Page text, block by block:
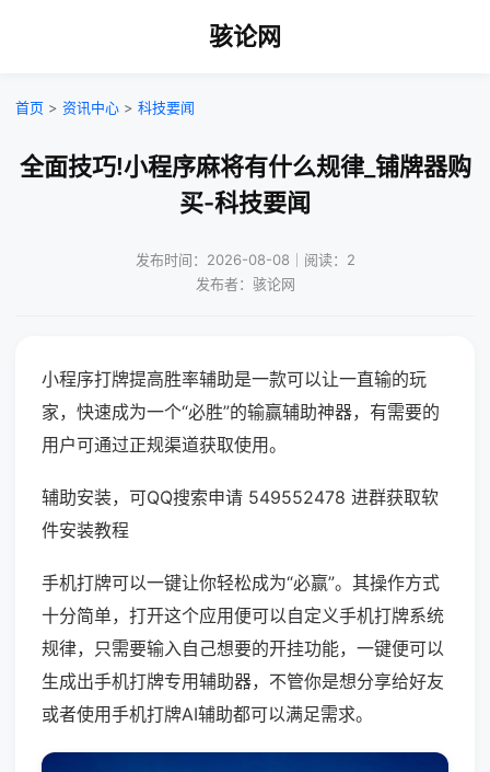
骇论网
首页 > 资讯中心 > 科技要闻
全面技巧!小程序麻将有什么规律_铺牌器购
买-科技要闻
发布时间：2026-08-08｜阅读：2
发布者：骇论网
小程序打牌提高胜率辅助是一款可以让一直输的玩
家，快速成为一个“必胜”的输赢辅助神器，有需要的
用户可通过正规渠道获取使用。
辅助安装，可QQ搜索申请 549552478 进群获取软
件安装教程
手机打牌可以一键让你轻松成为“必赢”。其操作方式
十分简单，打开这个应用便可以自定义手机打牌系统
规律，只需要输入自己想要的开挂功能，一键便可以
生成出手机打牌专用辅助器，不管你是想分享给好友
或者使用手机打牌AI辅助都可以满足需求。